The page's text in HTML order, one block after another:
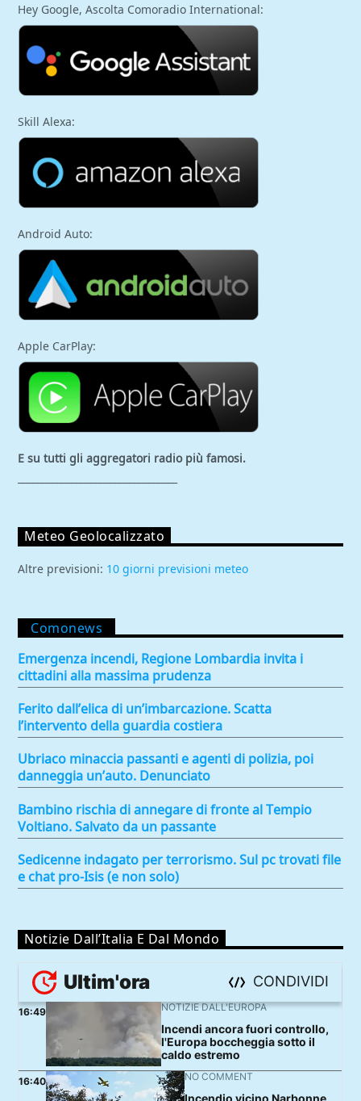
Hey Google, Ascolta Comoradio International:
Skill Alexa:
Android Auto:
Apple CarPlay:
E su tutti gli aggregatori radio più famosi.
Meteo Geolocalizzato
Altre previsioni: 10 giorni previsioni meteo
Comonews
Emergenza incendi, Regione Lombardia invita i
cittadini alla massima prudenza
Ferito dall’elica di un’imbarcazione. Scatta
l’intervento della guardia costiera
Ubriaco minaccia passanti e agenti di polizia, poi
danneggia un’auto. Denunciato
Bambino rischia di annegare di fronte al Tempio
Voltiano. Salvato da un passante
Sedicenne indagato per terrorismo. Sul pc trovati file
e chat pro-Isis (e non solo)
Notizie Dall’Italia E Dal Mondo